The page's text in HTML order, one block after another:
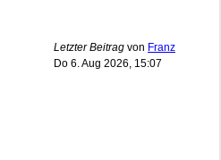
Letzter Beitrag von Franz
Do 6. Aug 2026, 15:07